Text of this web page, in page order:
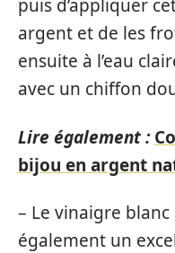
puis d’appliquer
argent et de les
ensuite à l’eau
avec un chiffon
Lire également :
bijou en argent
– Le vinaigre
également un